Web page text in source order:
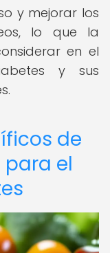
y mejorar los
lo que la
en el
y sus
de
el